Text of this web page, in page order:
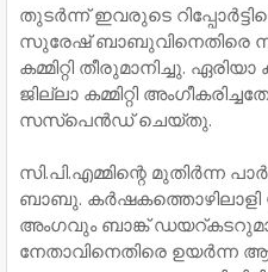
തുടര്‍ന്ന് ഇവരുടെ
സുരേഷ് ബാബുവിനെതിരെ
കമ്മിറ്റി തീരുമാനിച്ചു.
ജില്ലാ കമ്മിറ്റി
സസ്‌പെന്‍ഡ് ചെയ്തു.
സി.പി.എമ്മിന്റെ മുതിര്‍ന്ന
ബാബു. കര്‍ഷകത്തൊഴിലാളി
അംഗവും ബാങ്ക്
നേതാവിനെതിരെ ഉയര്‍ന്ന